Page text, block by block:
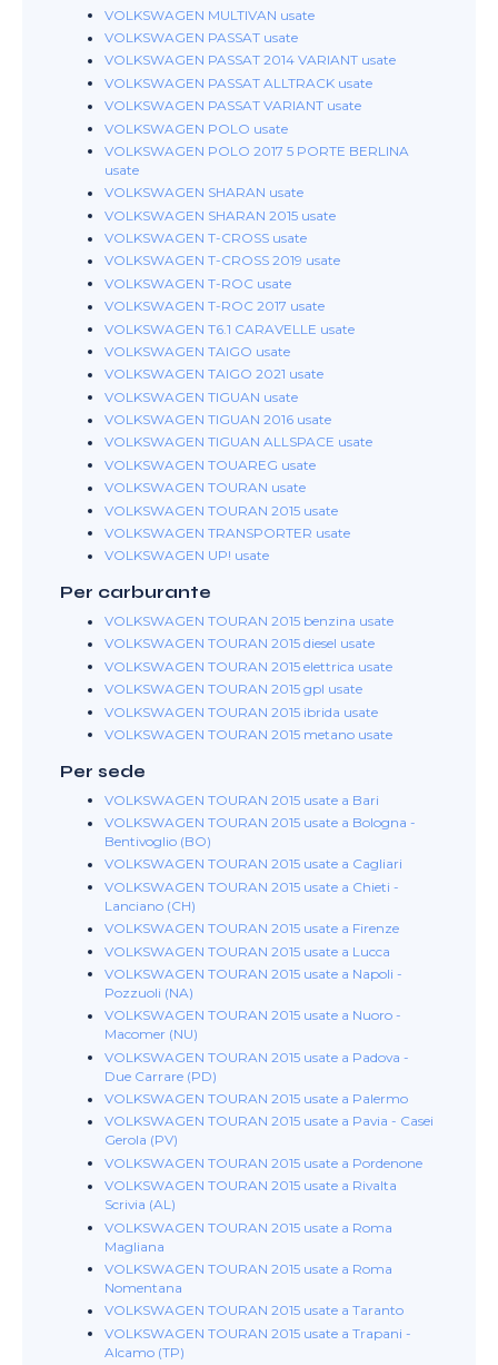
VOLKSWAGEN MULTIVAN usate
VOLKSWAGEN PASSAT usate
VOLKSWAGEN PASSAT 2014 VARIANT usate
VOLKSWAGEN PASSAT ALLTRACK usate
VOLKSWAGEN PASSAT VARIANT usate
VOLKSWAGEN POLO usate
VOLKSWAGEN POLO 2017 5 PORTE BERLINA
usate
VOLKSWAGEN SHARAN usate
VOLKSWAGEN SHARAN 2015 usate
VOLKSWAGEN T-CROSS usate
VOLKSWAGEN T-CROSS 2019 usate
VOLKSWAGEN T-ROC usate
VOLKSWAGEN T-ROC 2017 usate
VOLKSWAGEN T6.1 CARAVELLE usate
VOLKSWAGEN TAIGO usate
VOLKSWAGEN TAIGO 2021 usate
VOLKSWAGEN TIGUAN usate
VOLKSWAGEN TIGUAN 2016 usate
VOLKSWAGEN TIGUAN ALLSPACE usate
VOLKSWAGEN TOUAREG usate
VOLKSWAGEN TOURAN usate
VOLKSWAGEN TOURAN 2015 usate
VOLKSWAGEN TRANSPORTER usate
VOLKSWAGEN UP! usate
Per carburante
VOLKSWAGEN TOURAN 2015 benzina usate
VOLKSWAGEN TOURAN 2015 diesel usate
VOLKSWAGEN TOURAN 2015 elettrica usate
VOLKSWAGEN TOURAN 2015 gpl usate
VOLKSWAGEN TOURAN 2015 ibrida usate
VOLKSWAGEN TOURAN 2015 metano usate
Per sede
VOLKSWAGEN TOURAN 2015 usate a Bari
VOLKSWAGEN TOURAN 2015 usate a Bologna -
Bentivoglio (BO)
VOLKSWAGEN TOURAN 2015 usate a Cagliari
VOLKSWAGEN TOURAN 2015 usate a Chieti -
Lanciano (CH)
VOLKSWAGEN TOURAN 2015 usate a Firenze
VOLKSWAGEN TOURAN 2015 usate a Lucca
VOLKSWAGEN TOURAN 2015 usate a Napoli -
Pozzuoli (NA)
VOLKSWAGEN TOURAN 2015 usate a Nuoro -
Macomer (NU)
VOLKSWAGEN TOURAN 2015 usate a Padova -
Due Carrare (PD)
VOLKSWAGEN TOURAN 2015 usate a Palermo
VOLKSWAGEN TOURAN 2015 usate a Pavia - Casei
Gerola (PV)
VOLKSWAGEN TOURAN 2015 usate a Pordenone
VOLKSWAGEN TOURAN 2015 usate a Rivalta
Scrivia (AL)
VOLKSWAGEN TOURAN 2015 usate a Roma
Magliana
VOLKSWAGEN TOURAN 2015 usate a Roma
Nomentana
VOLKSWAGEN TOURAN 2015 usate a Taranto
VOLKSWAGEN TOURAN 2015 usate a Trapani -
Alcamo (TP)